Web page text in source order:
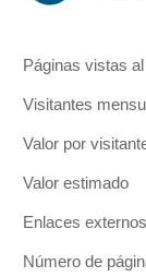
Páginas vistas
Visitantes
Valor por
Valor estimado
Enlaces externos
Número de